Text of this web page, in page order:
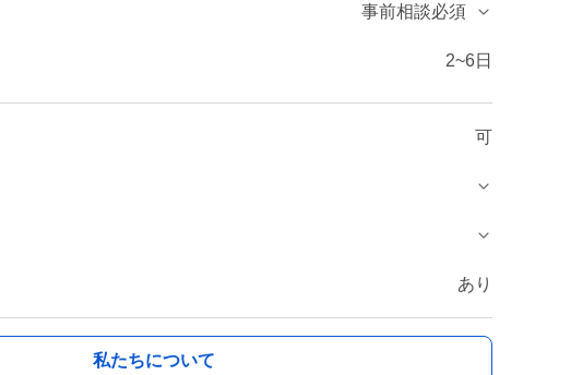
事前相談必須
2~6日
可
あり
私たちについて